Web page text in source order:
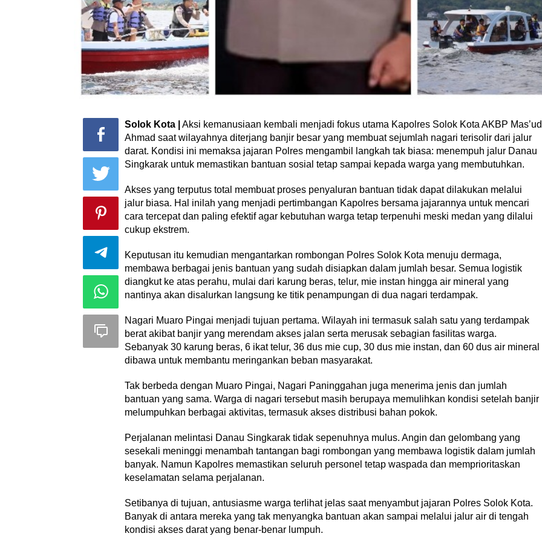
Solok Kota |
Aksi kemanusiaan kembali menjadi fokus utama Kapolres Solok Kota AKBP Mas’ud
Ahmad saat wilayahnya diterjang banjir besar yang membuat sejumlah nagari terisolir dari jalur
darat. Kondisi ini memaksa jajaran Polres mengambil langkah tak biasa: menempuh jalur Danau
Singkarak untuk memastikan bantuan sosial tetap sampai kepada warga yang membutuhkan.
Akses yang terputus total membuat proses penyaluran bantuan tidak dapat dilakukan melalui
jalur biasa. Hal inilah yang menjadi pertimbangan Kapolres bersama jajarannya untuk mencari
cara tercepat dan paling efektif agar kebutuhan warga tetap terpenuhi meski medan yang dilalui
cukup ekstrem.
Keputusan itu kemudian mengantarkan rombongan Polres Solok Kota menuju dermaga,
membawa berbagai jenis bantuan yang sudah disiapkan dalam jumlah besar. Semua logistik
diangkut ke atas perahu, mulai dari karung beras, telur, mie instan hingga air mineral yang
nantinya akan disalurkan langsung ke titik penampungan di dua nagari terdampak.
Nagari Muaro Pingai menjadi tujuan pertama. Wilayah ini termasuk salah satu yang terdampak
berat akibat banjir yang merendam akses jalan serta merusak sebagian fasilitas warga.
Sebanyak 30 karung beras, 6 ikat telur, 36 dus mie cup, 30 dus mie instan, dan 60 dus air mineral
dibawa untuk membantu meringankan beban masyarakat.
Tak berbeda dengan Muaro Pingai, Nagari Paninggahan juga menerima jenis dan jumlah
bantuan yang sama. Warga di nagari tersebut masih berupaya memulihkan kondisi setelah banjir
melumpuhkan berbagai aktivitas, termasuk akses distribusi bahan pokok.
Perjalanan melintasi Danau Singkarak tidak sepenuhnya mulus. Angin dan gelombang yang
sesekali meninggi menambah tantangan bagi rombongan yang membawa logistik dalam jumlah
banyak. Namun Kapolres memastikan seluruh personel tetap waspada dan memprioritaskan
keselamatan selama perjalanan.
Setibanya di tujuan, antusiasme warga terlihat jelas saat menyambut jajaran Polres Solok Kota.
Banyak di antara mereka yang tak menyangka bantuan akan sampai melalui jalur air di tengah
kondisi akses darat yang benar-benar lumpuh.